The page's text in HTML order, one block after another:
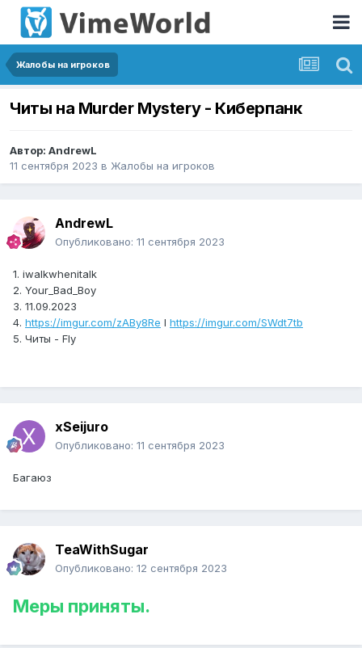
Жалобы на игроков
Читы на Murder Mystery - Киберпанк
Автор: AndrewL
11 сентября 2023 в Жалобы на игроков
AndrewL
Опубликовано: 11 сентября 2023
1. iwalkwhenitalk
2. Your_Bad_Boy
3. 11.09.2023
4. https://imgur.com/zABy8Re I https://imgur.com/SWdt7tb
5. Читы - Fly
xSeijuro
Опубликовано: 11 сентября 2023
Багаюз
TeaWithSugar
Опубликовано: 12 сентября 2023
Меры приняты.